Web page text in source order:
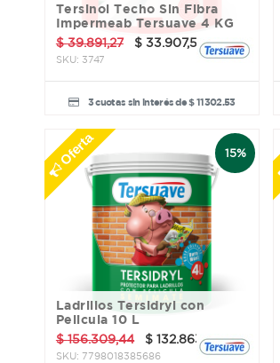
Tersinol Techo Sin Fibra
Impermeab Tersuave 4 KG
$39.891,27 $ 33.907,58
SKU: 3747
3 cuotas sin interés de $ 11302.53
15%
Oferta
Ladrillos Tersidryl con
Pelicula 10 L
$156.309,44 $ 132.863,02
SKU: 7798018385686